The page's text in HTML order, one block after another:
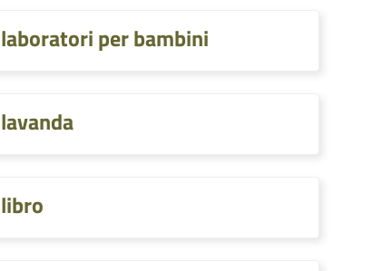
laboratori per bambini
lavanda
libro